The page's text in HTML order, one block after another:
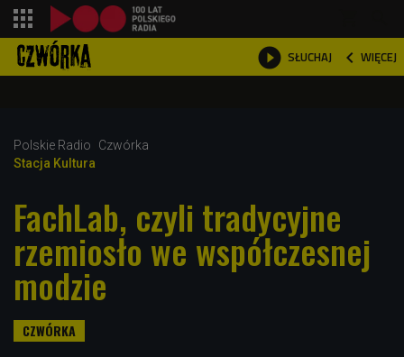
 SŁUCHAJ  WIĘCEJ

Polskie Radio
Czwórka
Stacja Kultura
FachLab, czyli tradycyjne
rzemiosło we współczesnej
modzie